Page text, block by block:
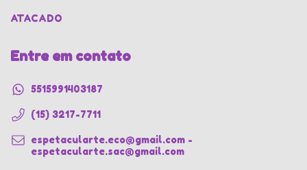
ATACADO
Entre em contato
5515991403187
(15) 3217-7711
espetacularte.eco@gmail.com -
espetacularte.sac@gmail.com